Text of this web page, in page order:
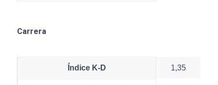
Carrera
Índice K-D 1,35